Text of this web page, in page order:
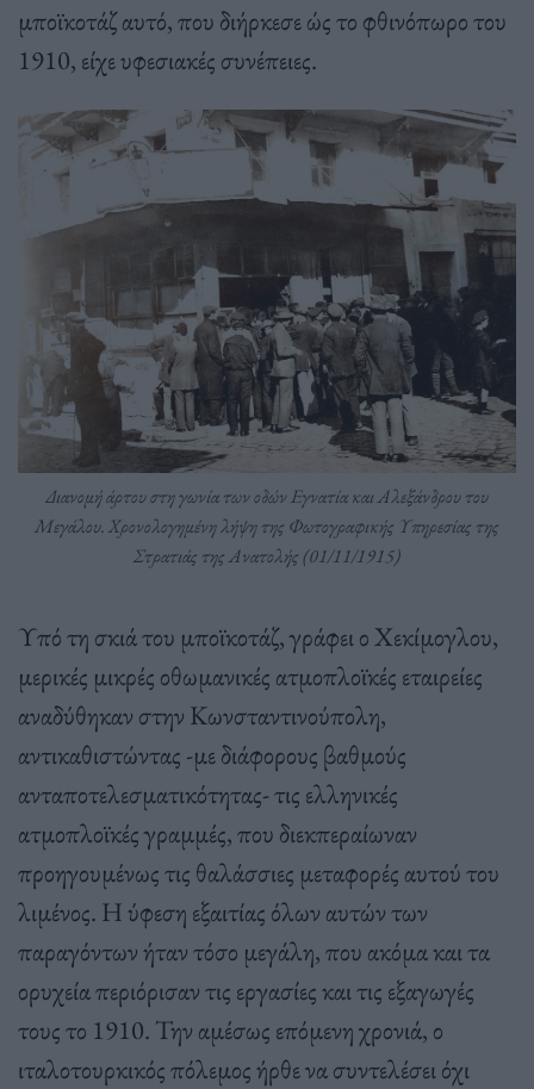
μποϊκοτάζ αυτό, που διήρκεσε ώς το φθινόπωρο του
1910, είχε υφεσιακές συνέπειες.
Διανομή άρτου στη γωνία των οδών Εγνατία και Αλεξάνδρου του
Μεγάλου. Χρονολογημένη λήψη της Φωτογραφικής Υπηρεσίας της
Στρατιάς της Ανατολής (01/11/1915)
Υπό τη σκιά του μποϊκοτάζ, γράφει ο Χεκίμογλου,
μερικές μικρές οθωμανικές ατμοπλοϊκές εταιρείες
αναδύθηκαν στην Κωνσταντινούπολη,
αντικαθιστώντας -με διάφορους βαθμούς
ανταποτελεσματικότητας- τις ελληνικές
ατμοπλοϊκές γραμμές, που διεκπεραίωναν
προηγουμένως τις θαλάσσιες μεταφορές αυτού του
λιμένος. Η ύφεση εξαιτίας όλων αυτών των
παραγόντων ήταν τόσο μεγάλη, που ακόμα και τα
ορυχεία περιόρισαν τις εργασίες και τις εξαγωγές
τους το 1910. Την αμέσως επόμενη χρονιά, ο
ιταλοτουρκικός πόλεμος ήρθε να συντελέσει όχι